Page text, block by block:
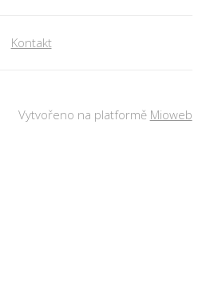
Kontakt
Vytvořeno na platformě Mioweb